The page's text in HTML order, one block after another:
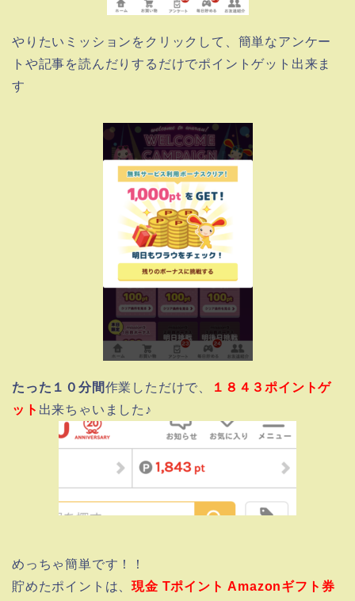
やりたいミッションをクリックして、簡単なアンケー
トや記事を読んだりするだけでポイントゲット出来ま
す
たった１０分間作業しただけで、
１８４３ポイントゲ
ット 出来ちゃいました♪
めっちゃ簡単です！！
貯めたポイントは、現金 Tポイント Amazonギフト券